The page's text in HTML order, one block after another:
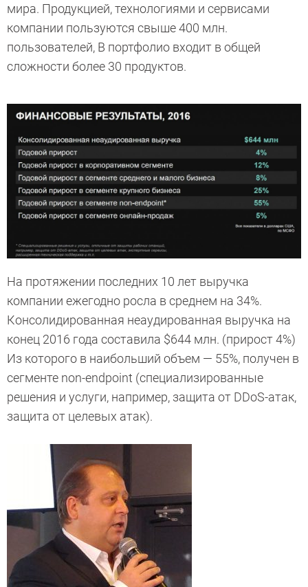
мира. Продукцией, технологиями и сервисами
компании пользуются свыше 400 млн.
пользователей, В портфолио входит в общей
сложности более 30 продуктов.
На протяжении последних 10 лет выручка
компании ежегодно росла в среднем на 34%.
Консолидированная неаудированная выручка на
конец 2016 года составила $644 млн. (прирост 4%)
Из которого в наибольший объем — 55%, получен в
сегменте non-endpoint (специализированные
решения и услуги, например, защита от DDoS-атак,
защита от целевых атак).